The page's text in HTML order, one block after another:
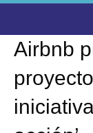
Airbnb